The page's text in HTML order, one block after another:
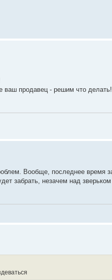
ваш продавец - решим что делать!
Вообще, последнее время
забрать, незачем над